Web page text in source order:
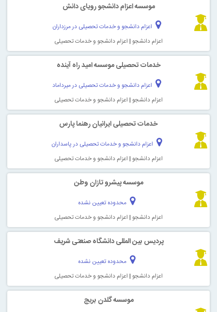
موسسه اعزام دانشجو رویای دانش
اعزام دانشجو و خدمات تحصیلی در مرزداران
اعزام دانشجو | اعزام دانشجو و خدمات تحصیلی
خدمات تحصیلی موسسه امید راه آینده
اعزام دانشجو و خدمات تحصیلی در میرداماد
اعزام دانشجو | اعزام دانشجو و خدمات تحصیلی
خدمات تحصیلی ایرانیان رهنما پارس
اعزام دانشجو و خدمات تحصیلی در پاسداران
اعزام دانشجو | اعزام دانشجو و خدمات تحصیلی
موسسه پیشرو تازان وطن
محدوده تعیین نشده
اعزام دانشجو | اعزام دانشجو و خدمات تحصیلی
پردیس بین المللی دانشگاه صنعتی شریف
محدوده تعیین نشده
اعزام دانشجو | اعزام دانشجو و خدمات تحصیلی
موسسه گلدن بریج